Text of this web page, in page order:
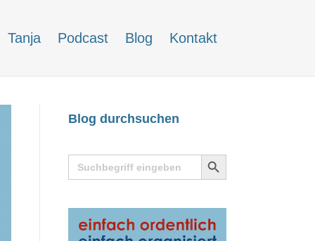
Tanja Podcast Blog Kontakt
Blog durchsuchen
Search
for:
Search
Button